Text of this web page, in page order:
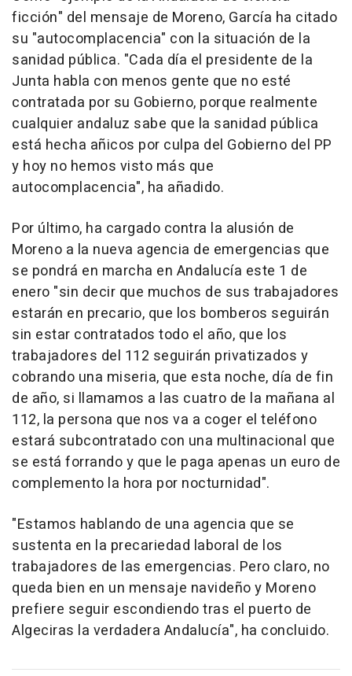
ficción" del mensaje de Moreno, García ha citado
su "autocomplacencia" con la situación de la
sanidad pública. "Cada día el presidente de la
Junta habla con menos gente que no esté
contratada por su Gobierno, porque realmente
cualquier andaluz sabe que la sanidad pública
está hecha añicos por culpa del Gobierno del PP
y hoy no hemos visto más que
autocomplacencia", ha añadido.
Por último, ha cargado contra la alusión de
Moreno a la nueva agencia de emergencias que
se pondrá en marcha en Andalucía este 1 de
enero "sin decir que muchos de sus trabajadores
estarán en precario, que los bomberos seguirán
sin estar contratados todo el año, que los
trabajadores del 112 seguirán privatizados y
cobrando una miseria, que esta noche, día de fin
de año, si llamamos a las cuatro de la mañana al
112, la persona que nos va a coger el teléfono
estará subcontratado con una multinacional que
se está forrando y que le paga apenas un euro de
complemento la hora por nocturnidad".
"Estamos hablando de una agencia que se
sustenta en la precariedad laboral de los
trabajadores de las emergencias. Pero claro, no
queda bien en un mensaje navideño y Moreno
prefiere seguir escondiendo tras el puerto de
Algeciras la verdadera Andalucía", ha concluido.